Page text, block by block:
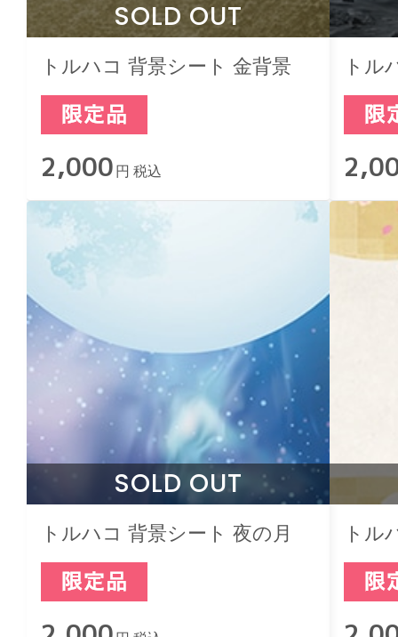
SOLD OUT
トルハコ 背景シート 金背景
2,000 円 税込
トル
SOLD OUT
トルハコ 背景シート 夜の月 トル